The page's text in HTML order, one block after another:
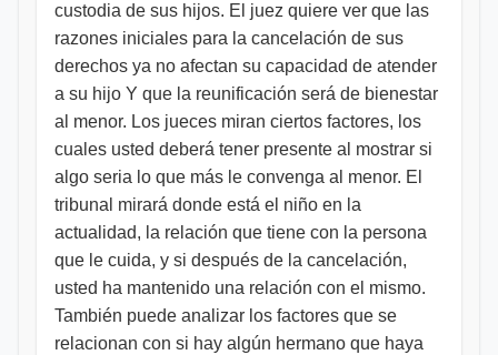
custodia de sus hijos. El juez quiere ver que las
razones iniciales para la cancelación de sus
derechos ya no afectan su capacidad de atender
a su hijo Y que la reunificación será de bienestar
al menor. Los jueces miran ciertos factores, los
cuales usted deberá tener presente al mostrar si
algo seria lo que más le convenga al menor. El
tribunal mirará donde está el niño en la
actualidad, la relación que tiene con la persona
que le cuida, y si después de la cancelación,
usted ha mantenido una relación con el mismo.
También puede analizar los factores que se
relacionan con si hay algún hermano que haya